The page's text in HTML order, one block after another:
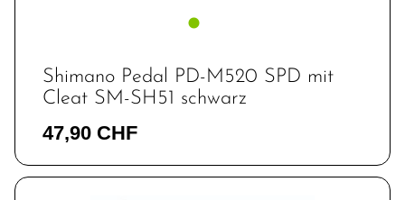
Shimano Pedal PD-M520 SPD mit
Cleat SM-SH51 schwarz
47,90 CHF